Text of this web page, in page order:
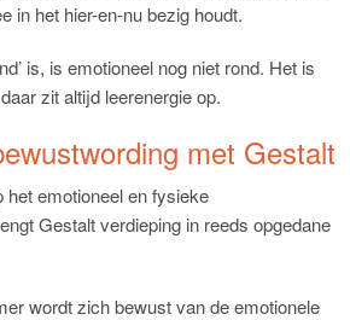
in het hier-en-nu bezig houdt.
is, is emotioneel nog niet rond. Het is
zit altijd leerenergie op.
met Gestalt
het emotioneel en fysieke
Gestalt verdieping in reeds opgedane
wordt zich bewust van de emotionele